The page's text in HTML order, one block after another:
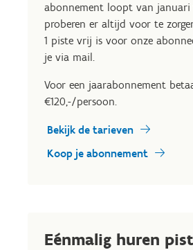
abonnement loopt van januari
proberen er altijd voor te
1 piste vrij is voor onze
je via mail.
Voor een jaarabonnement
€120,-/persoon.
Bekijk de tarieven
Koop je abonnement
Eénmalig huren